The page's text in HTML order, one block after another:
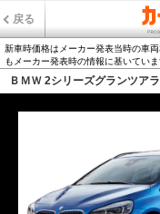
戻る
新車時価格はメーカー発表当時の車
もメーカー発表時の情報に基いていま
ＢＭＷ 2シリーズグランツア